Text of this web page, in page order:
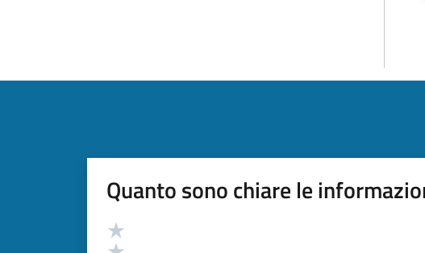
Quanto sono chiare le
Valutazione